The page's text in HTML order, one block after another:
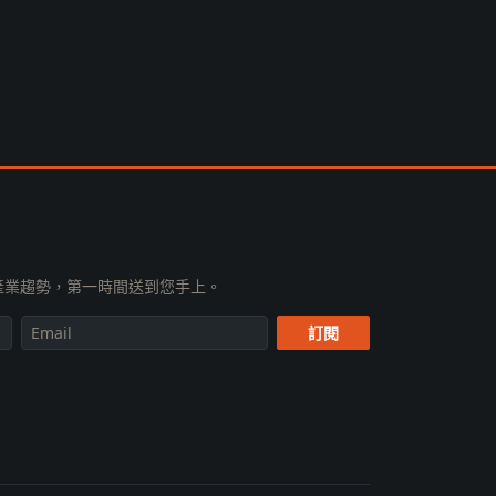
趨勢，第一時間送到您手上。
訂閱